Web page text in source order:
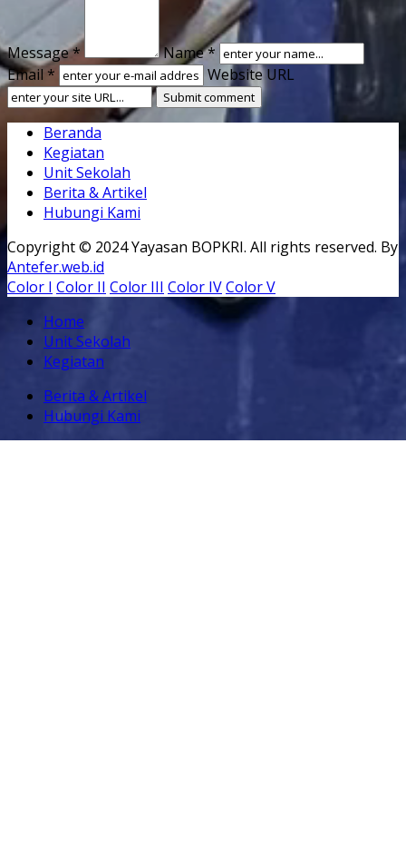
Message *
Name *
Email *
Website URL
Beranda
Kegiatan
Unit Sekolah
Berita & Artikel
Hubungi Kami
Copyright © 2024 Yayasan BOPKRI. All rights reserved. By
Antefer.web.id
Color I Color II Color III Color IVColor V
Home
Unit Sekolah
Kegiatan
Berita & Artikel
Hubungi Kami